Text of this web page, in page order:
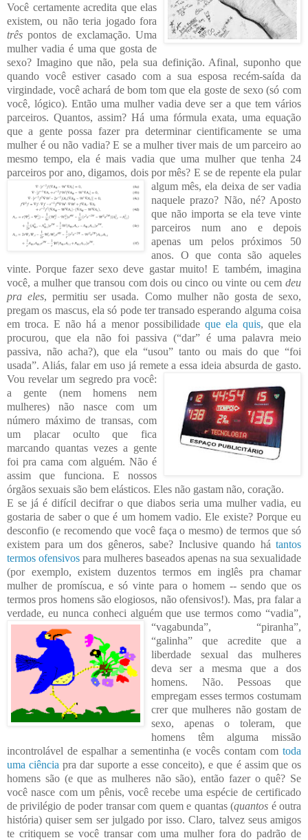
Você certamente acredita que elas
existem, ou não teria jogado fora
três pontos de exclamação. Uma
mulher vadia éuma que gosta de
sexo? Imagino que não, pela sua definição. Afinal, suponho que
quando você estiver casado com a sua esposa recém-saída da
virgindade, você achará de bom tom que ela goste de sexo (só com
você, lógico). Então uma mulher vadia deve ser a que tem vários
parceiros. Quantos, assim?Há uma fórmula exata, uma equação
que a gente possa fazer pra determinar cientificamente se uma
mulher é ou não vadia? E se a mulher tiver mais de um parceiro ao
mesmo tempo, ela é mais vadia que uma mulher que tenha 24
parceiros por ano, digamos, dois por mês? E se de repente ela pular
algum mês, ela deixa de ser vadia
naquele prazo? Não, né? Aposto
que não importa se ela teve vinte
parceiros num ano e depois
apenas um pelos próximos 50
anos. O que conta são aqueles
vinte. Porque fazer sexo deve gastar muito! E também, imagina
você, a mulher que transou com dois ou cinco ou vinte ou cem deu
pra eles, permitiu ser usada. Como mulher não gosta de sexo,
pregam os mascus, ela só pode ter transado esperando alguma coisa
em troca. E não há a menor possibilidade que ela quis, que ela
procurou, que ela não foi passiva (“dar” é uma palavra meio
passiva, não acha?), que ela “usou” tanto ou mais do que “foi
usada”. Aliás, falar em uso já remete a essa ideia absurda de gasto.
Vou revelar um segredo pra você:
a gente (nem homens nem
mulheres) não nasce com um
número máximo de transas, com
um placar oculto que fica
marcando quantas vezes a gente
foi pra cama com alguém. Não é
assim que funciona. E nossos
órgãos sexuais são bem elásticos. Eles não gastam não, coração.
E se já é difícil decifrar o que diabos seria uma mulher vadia, eu
gostaria de saber o que é um homem vadio. Ele existe? Porque eu
desconfio (e recomendo que você faça o mesmo) de termos que só
existem para um dos gêneros, sabe? Inclusive quando há tantos
termos ofensivos para mulheres baseados apenas na sua sexualidade
(por exemplo, existem duzentos termos em inglês pra chamar
mulher de promíscua, e só vinte para o homem -- sendo que os
termos pros homens são elogiosos, não ofensivos!). Mas, pra falar a
verdade, eu nunca conheci alguém que use termos como “vadia”,
“vagabunda”, “piranha”,
“galinha” que acredite que a
liberdade sexual das mulheres
deva ser a mesma que a dos
homens. Não. Pessoas que
empregam esses termos costumam
crer que mulheres não gostam de
sexo, apenas o toleram, que
homens têm alguma missão
incontrolável de espalhar a sementinha (e vocês contam com toda
uma ciência pra dar suporte a esse conceito), e que é assim que os
homens são (e que as mulheres não são), então fazer o quê? Se
você nasce com um pênis, você recebe uma espécie de certificado
de privilégio de poder transar com quem e quantas (quantos é outra
história) quiser sem ser julgado por isso. Claro, talvez seus amigos
te critiquem se você transar com uma mulher fora do padrão de